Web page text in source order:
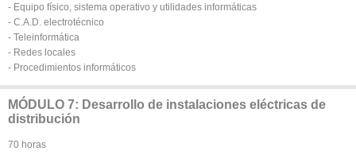
- Equipo físico, sistema operativo y utilidades informáticas
- C.A.D. electrotécnico
- Teleinformática
- Redes locales
- Procedimientos informáticos
MÓDULO 7: Desarrollo de instalaciones eléctricas de
distribución
70 horas